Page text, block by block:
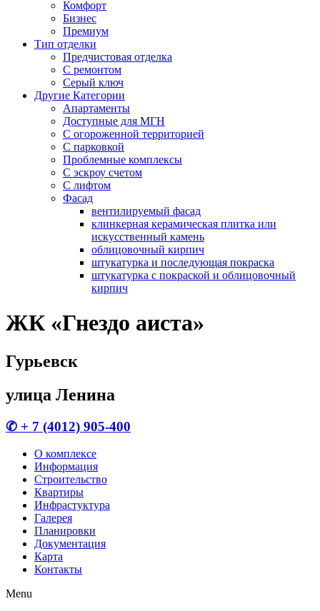
Комфорт
Бизнес
Премиум
Тип отделки
Предчистовая отделка
С ремонтом
Серый ключ
Другие Категории
Апартаменты
Доступные для МГН
С огороженной территорией
С парковкой
Проблемные комплексы
С эскроу счетом
С лифтом
Фасад
вентилируемый фасад
клинкерная керамическая плитка или
искусственный камень
облицовочный кирпич
штукатурка и последующая покраска
штукатурка с покраской и облицовочный
кирпич
ЖК «Гнездо аиста»
Гурьевск
улица Ленина
✆ + 7 (4012) 905-400
О комплексе
Информация
Строительство
Квартиры
Инфрастуктура
Галерея
Планировки
Документация
Карта
Контакты
Menu